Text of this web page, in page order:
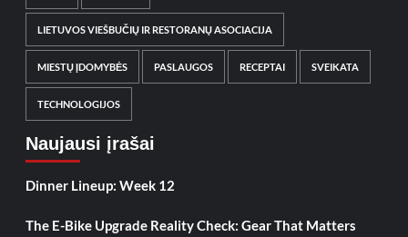
LIETUVOS VIEŠBUČIŲ IR RESTORANŲ ASOCIACIJA
MIESTŲ ĮDOMYBĖS PASLAUGOS RECEPTAI SVEIKATA
TECHNOLOGIJOS
Naujausi įrašai
Dinner Lineup: Week 12
The E-Bike Upgrade Reality Check: Gear That Matters